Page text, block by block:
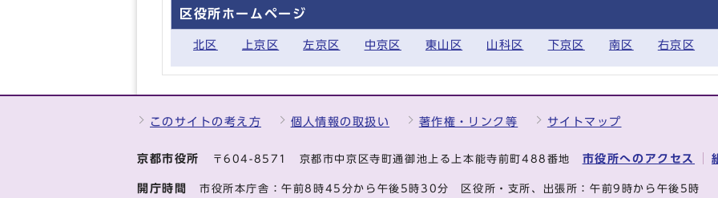
区役所ホームページ
北区 上京区 左京区 中京区 東山区 山科区 下京区 南区 右京区
このサイトの考え方 個人情報の取扱い 著作権・リンク等 サイトマップ
京都市役所 〒604-8571 京都市中京区寺町通御池上る上本能寺前町488番地 市役所へのアクセス
開庁時間 市役所本庁舎：午前8時45分から午後5時30分 区役所・支所、出張所：午前9時から午後5時